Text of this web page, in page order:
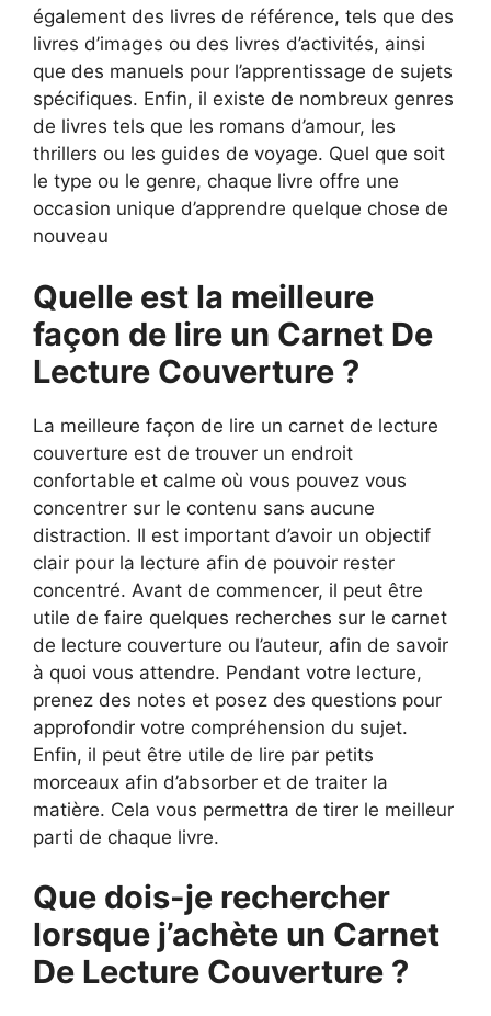
également des livres de référence, tels que des
livres d’images ou des livres d’activités, ainsi
que des manuels pour l’apprentissage de sujets
spécifiques. Enfin, il existe de nombreux genres
de livres tels que les romans d’amour, les
thrillers ou les guides de voyage. Quel que soit
le type ou le genre, chaque livre offre une
occasion unique d’apprendre quelque chose de
nouveau
Quelle est la meilleure
façon de lire un Carnet De
Lecture Couverture ?
La meilleure façon de lire un carnet de lecture
couverture est de trouver un endroit
confortable et calme où vous pouvez vous
concentrer sur le contenu sans aucune
distraction. Il est important d’avoir un objectif
clair pour la lecture afin de pouvoir rester
concentré. Avant de commencer, il peut être
utile de faire quelques recherches sur le carnet
de lecture couverture ou l’auteur, afin de savoir
à quoi vous attendre. Pendant votre lecture,
prenez des notes et posez des questions pour
approfondir votre compréhension du sujet.
Enfin, il peut être utile de lire par petits
morceaux afin d’absorber et de traiter la
matière. Cela vous permettra de tirer le meilleur
parti de chaque livre.
Que dois-je rechercher
lorsque j’achète un Carnet
De Lecture Couverture ?